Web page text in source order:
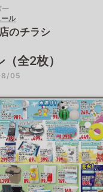
ー
ル
のチラシ
全2枚）
05